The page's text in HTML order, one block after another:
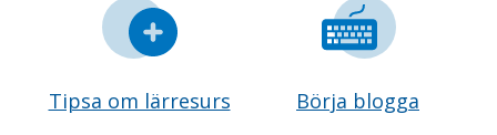
Tipsa om lärresurs Börja blogga